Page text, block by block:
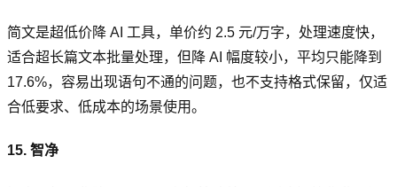
简文是超低价降 AI 工具，单价约 2.5 元/万字，处理速度快，
适合超长篇文本批量处理，但降 AI 幅度较小，平均只能降到
17.6%，容易出现语句不通的问题，也不支持格式保留，仅适
合低要求、低成本的场景使用。
15. 智净